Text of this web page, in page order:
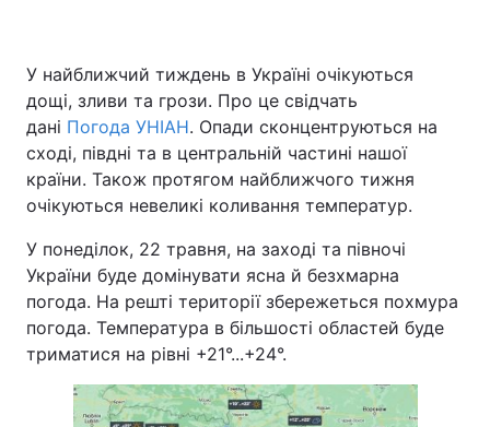
У найближчий тиждень в Україні очікуються
дощі, зливи та грози. Про це свідчать
дані Погода УНІАН. Опади сконцентруються на
сході, півдні та в центральній частині нашої
країни. Також протягом найближчого тижня
очікуються невеликі коливання температур.
У понеділок, 22 травня, на заході та півночі
України буде домінувати ясна й безхмарна
погода. На решті території збережеться похмура
погода. Температура в більшості областей буде
триматися на рівні +21°...+24°.